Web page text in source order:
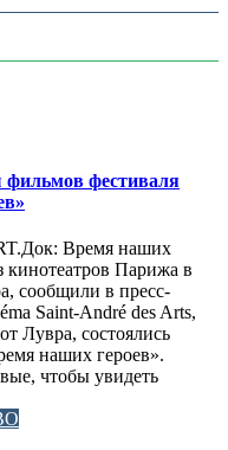
фестиваля
Время наших
кинотеатров Парижа в
сообщили в пресс-
Saint-André des Arts,
Лувра, состоялись
наших героев».
чтобы увидеть